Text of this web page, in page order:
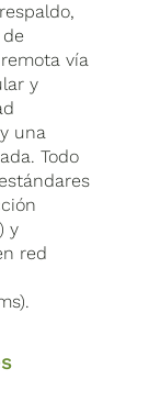
vía
y
una
Todo
y
red